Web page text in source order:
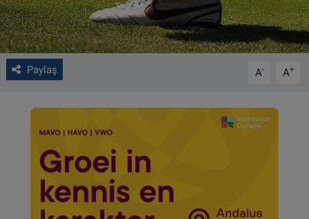
Paylaş A- A+
CONTACT
Çerez Politikası